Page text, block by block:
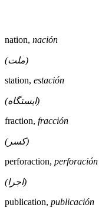
nation, nación
(ملت)
station, estación
(ایستگاه)
fraction, fracción
(کسر)
perforaction, perforación
(اجرا)
publication, publicación